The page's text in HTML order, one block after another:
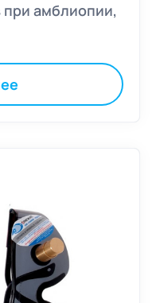
амблиопии,